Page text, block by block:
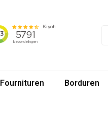
Fournituren Borduren